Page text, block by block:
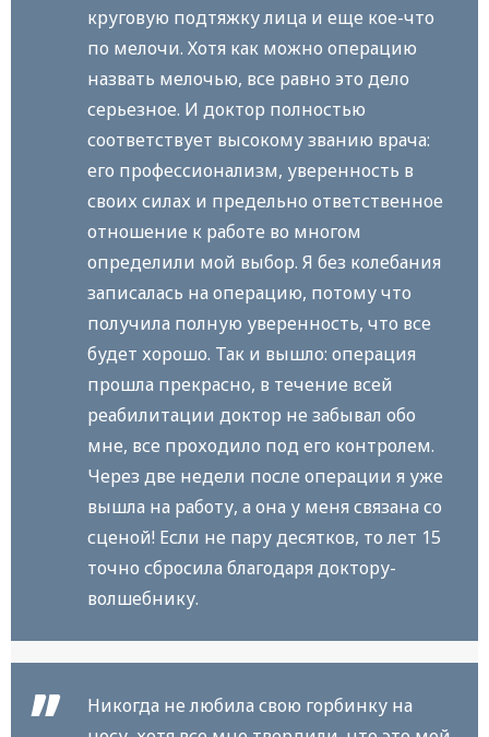
круговую подтяжку лица и еще кое-что
по мелочи. Хотя как можно операцию
назвать мелочью, все равно это дело
серьезное. И доктор полностью
соответствует высокому званию врача:
его профессионализм, уверенность в
своих силах и предельно ответственное
отношение к работе во многом
определили мой выбор. Я без колебания
записалась на операцию, потому что
получила полную уверенность, что все
будет хорошо. Так и вышло: операция
прошла прекрасно, в течение всей
реабилитации доктор не забывал обо
мне, все проходило под его контролем.
Через две недели после операции я уже
вышла на работу, а она у меня связана со
сценой! Если не пару десятков, то лет 15
точно сбросила благодаря доктору-
волшебнику.
Никогда не любила свою горбинку на